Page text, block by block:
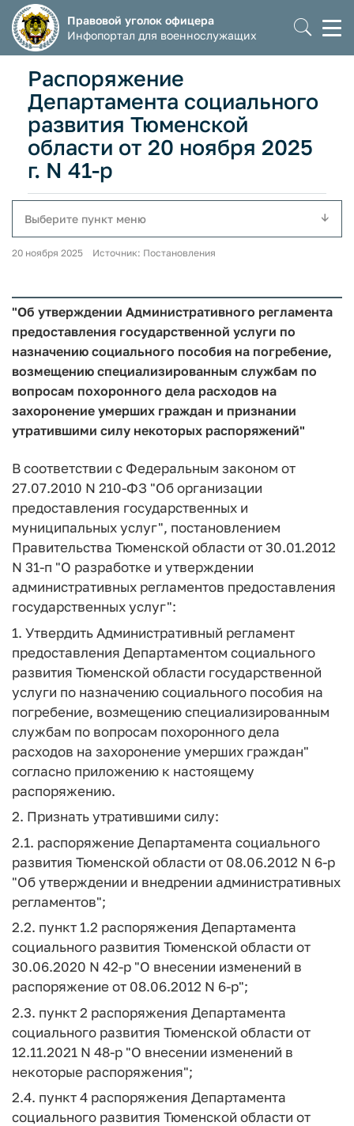
Правовой уголок офицера
Инфопортал для военнослужащих
Распоряжение
Департамента социального
развития Тюменской
области от 20 ноября 2025
г. N 41-р
Выберите пункт меню
20 ноября 2025 Источник: Постановления
"Об утверждении Административного регламента
предоставления государственной услуги по
назначению социального пособия на погребение,
возмещению специализированным службам по
вопросам похоронного дела расходов на
захоронение умерших граждан и признании
утратившими силу некоторых распоряжений"
В соответствии с Федеральным законом от
27.07.2010 N 210-ФЗ "Об организации
предоставления государственных и
муниципальных услуг", постановлением
Правительства Тюменской области от 30.01.2012
N 31-п "О разработке и утверждении
административных регламентов предоставления
государственных услуг":
1. Утвердить Административный регламент
предоставления Департаментом социального
развития Тюменской области государственной
услуги по назначению социального пособия на
погребение, возмещению специализированным
службам по вопросам похоронного дела
расходов на захоронение умерших граждан"
согласно приложению к настоящему
распоряжению.
2. Признать утратившими силу:
2.1. распоряжение Департамента социального
развития Тюменской области от 08.06.2012 N 6-р
"Об утверждении и внедрении административных
регламентов";
2.2. пункт 1.2 распоряжения Департамента
социального развития Тюменской области от
30.06.2020 N 42-р "О внесении изменений в
распоряжение от 08.06.2012 N 6-р";
2.3. пункт 2 распоряжения Департамента
социального развития Тюменской области от
12.11.2021 N 48-р "О внесении изменений в
некоторые распоряжения";
2.4. пункт 4 распоряжения Департамента
социального развития Тюменской области от